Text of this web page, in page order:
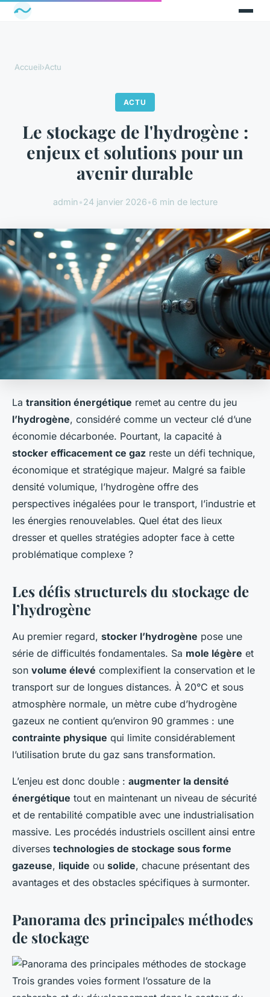
Accueil›Actu
ACTU
Le stockage de l'hydrogène :
enjeux et solutions pour un
avenir durable
admin•24 janvier 2026•6 min de lecture
La transition énergétique remet au centre du jeu
l’hydrogène, considéré comme un vecteur clé d’une
économie décarbonée. Pourtant, la capacité à
stocker efficacement ce gaz reste un défi technique,
économique et stratégique majeur. Malgré sa faible
densité volumique, l’hydrogène offre des
perspectives inégalées pour le transport, l’industrie et
les énergies renouvelables. Quel état des lieux
dresser et quelles stratégies adopter face à cette
problématique complexe ?
Les défis structurels du stockage de
l’hydrogène
Au premier regard, stocker l’hydrogène pose une
série de difficultés fondamentales. Sa mole légère et
son volume élevé complexifient la conservation et le
transport sur de longues distances. À 20°C et sous
atmosphère normale, un mètre cube d’hydrogène
gazeux ne contient qu’environ 90 grammes : une
contrainte physique qui limite considérablement
l’utilisation brute du gaz sans transformation.
L’enjeu est donc double : augmenter la densité
énergétique tout en maintenant un niveau de sécurité
et de rentabilité compatible avec une industrialisation
massive. Les procédés industriels oscillent ainsi entre
diverses technologies de stockage sous forme
gazeuse, liquide ou solide, chacune présentant des
avantages et des obstacles spécifiques à surmonter.
Panorama des principales méthodes
de stockage
Trois grandes voies forment l’ossature de la